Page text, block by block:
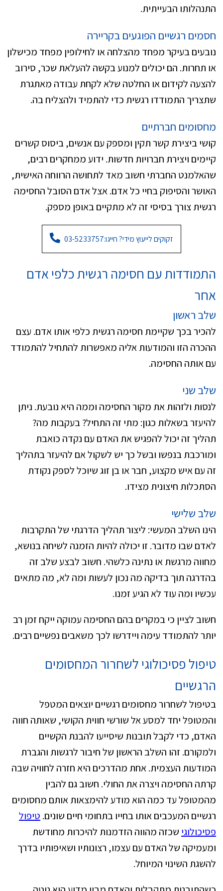
התנהלותו הבעייתית.
חסמים רגשיים הפוגעים בקריירה
נובעים בעיקר מפחד מהצלחה או לחילופין מפחד מכישלון
או תחרות. הם יכולים למנוע בקשה להעלאת שכר, סירוב
להצעה לקידום או החלטה שלא לקחת עבודה מאתגרת
שתצריך התמודדו רגשית כדי להתמיד ולהצליח בה.
מחסומים חברתיים
קושי ביצירת קשר תקין ומספק עם אנשים, ביסוס קשרים
קיימים ויצירת חברויות חדשות. ידוע ממחקרים רבים,
שהאלמנט החברתי חשוב מאד לתחושה הרווחה האישית,
האושר והסיפוק בחיי כל אדם. אצל אדם הסובל החסימה
רגשית צורך בסיסי זה לא מתקיים באופן מספק.
זקוקים לייעוץ מידי? חייגו:03-5233757
התמודדות עם חסימה רגשית כלפי אדם
אחר
שלב ראשון
להכיר בכך שקיימת חסימה רגשית כלפי אותו אדם. עצם
ההכרה הזו והמודעות אליה מאפשרות להתחיל להתמודד
עם אותה החסימה.
שלב שני
לנסות ולזהות את מקור החסימה וממה היא נובעת. ניתן
להיעזר בשאלות כגון: מתי זה התחיל? בעקבות מה?
תהליך זה יכול להפגיש את האדם עם נקדה כואבת
ומורכבת בנפשו ובשל כך יש לשקול אם להיעזר בתהליך
זה עם איש מקצוע, חבר או בן זוג שיוכל לספק נקודת
הסתכלות חיצונית מצידו.
שלב שלישי
הינו השלב המעשי: ליצור תהליך הדרגתי של התקרבות
לאדם שבו מדובר. זו יכולה להיות הזמנה לשיחה בנושא,
מחווה מרגשת או נתינה כלשהי. חשוב לבצע שלב זה
בהדרגה תוך בדיקה מה נכון לעשות ומה לא, מה מתאים
עכשיו ומה עוד לא הגיע זמנו.
חשוב לציין כי במקרים בהם החסימה עמוקה ייקח זמן רב
יותר להתמודד עימה ויידרשו לכך משאבים נפשיים רבים.
טיפול פסיכולוגי לשחרור המחסומים
הרגשיים
בטיפול לשחרור מחסומים רגשיים יוצאים המטפל
והמטופל יחד למסע אל שורשי חווית הקושי, שאותה חווה
האדם, כדי לקבל תובנות שיסייעו להבנת הקשיים
ולמקורם. זהו השלב הראשון של חיבור לרגשות והגברת
המודעות העצמית. אחת מהדרכים היא חזרה לחוויה שבה
קרתה החסימה ויצרה את החולי. חשוב גם להבין
מהמטופל עד כמה הוא מודע להימצאות אותם מחסומים
רגשיים המעכבים אותו בחייו בתחומי חיים שונים. טיפול
פסיכולוגי שכזה מהווה הזדמנות להיכרות מחודשת
ומעמיקה של האדם עם עצמו, רצונותיו ושאיפותיו בדרך
להשגת השינוי המיוחל.